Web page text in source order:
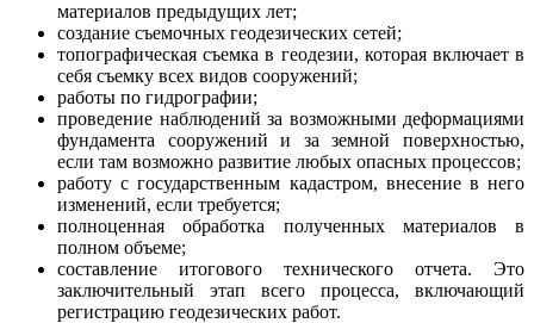
материалов предыдущих лет;
создание съемочных геодезических сетей;
топографическая съемка в геодезии, которая включает в
себя съемку всех видов сооружений;
работы по гидрографии;
проведение наблюдений за возможными деформациями
фундамента сооружений и за земной поверхностью,
если там возможно развитие любых опасных процессов;
работу с государственным кадастром, внесение в него
изменений, если требуется;
полноценная обработка полученных материалов в
полном объеме;
составление итогового технического отчета. Это
заключительный этап всего процесса, включающий
регистрацию геодезических работ.